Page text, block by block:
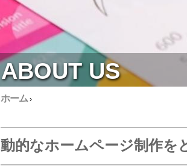
ABOUT US
ホーム›
動的なホームページ制作を